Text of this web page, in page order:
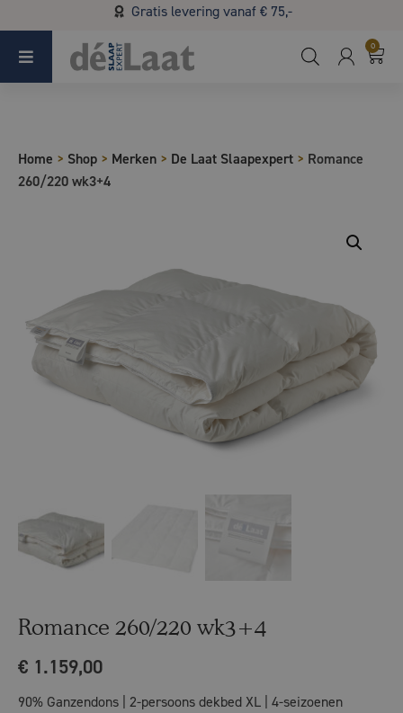
Gratis levering vanaf € 75,-
Koopzondag 29 maart in Bladel van 13.00 - 17.00
0
Home > Shop > Merken > De Laat Slaapexpert > Romance
260/220 wk3+4
Romance 260/220 wk3+4
€ 1.159,00
90% Ganzendons | 2-persoons dekbed XL | 4-seizoenen